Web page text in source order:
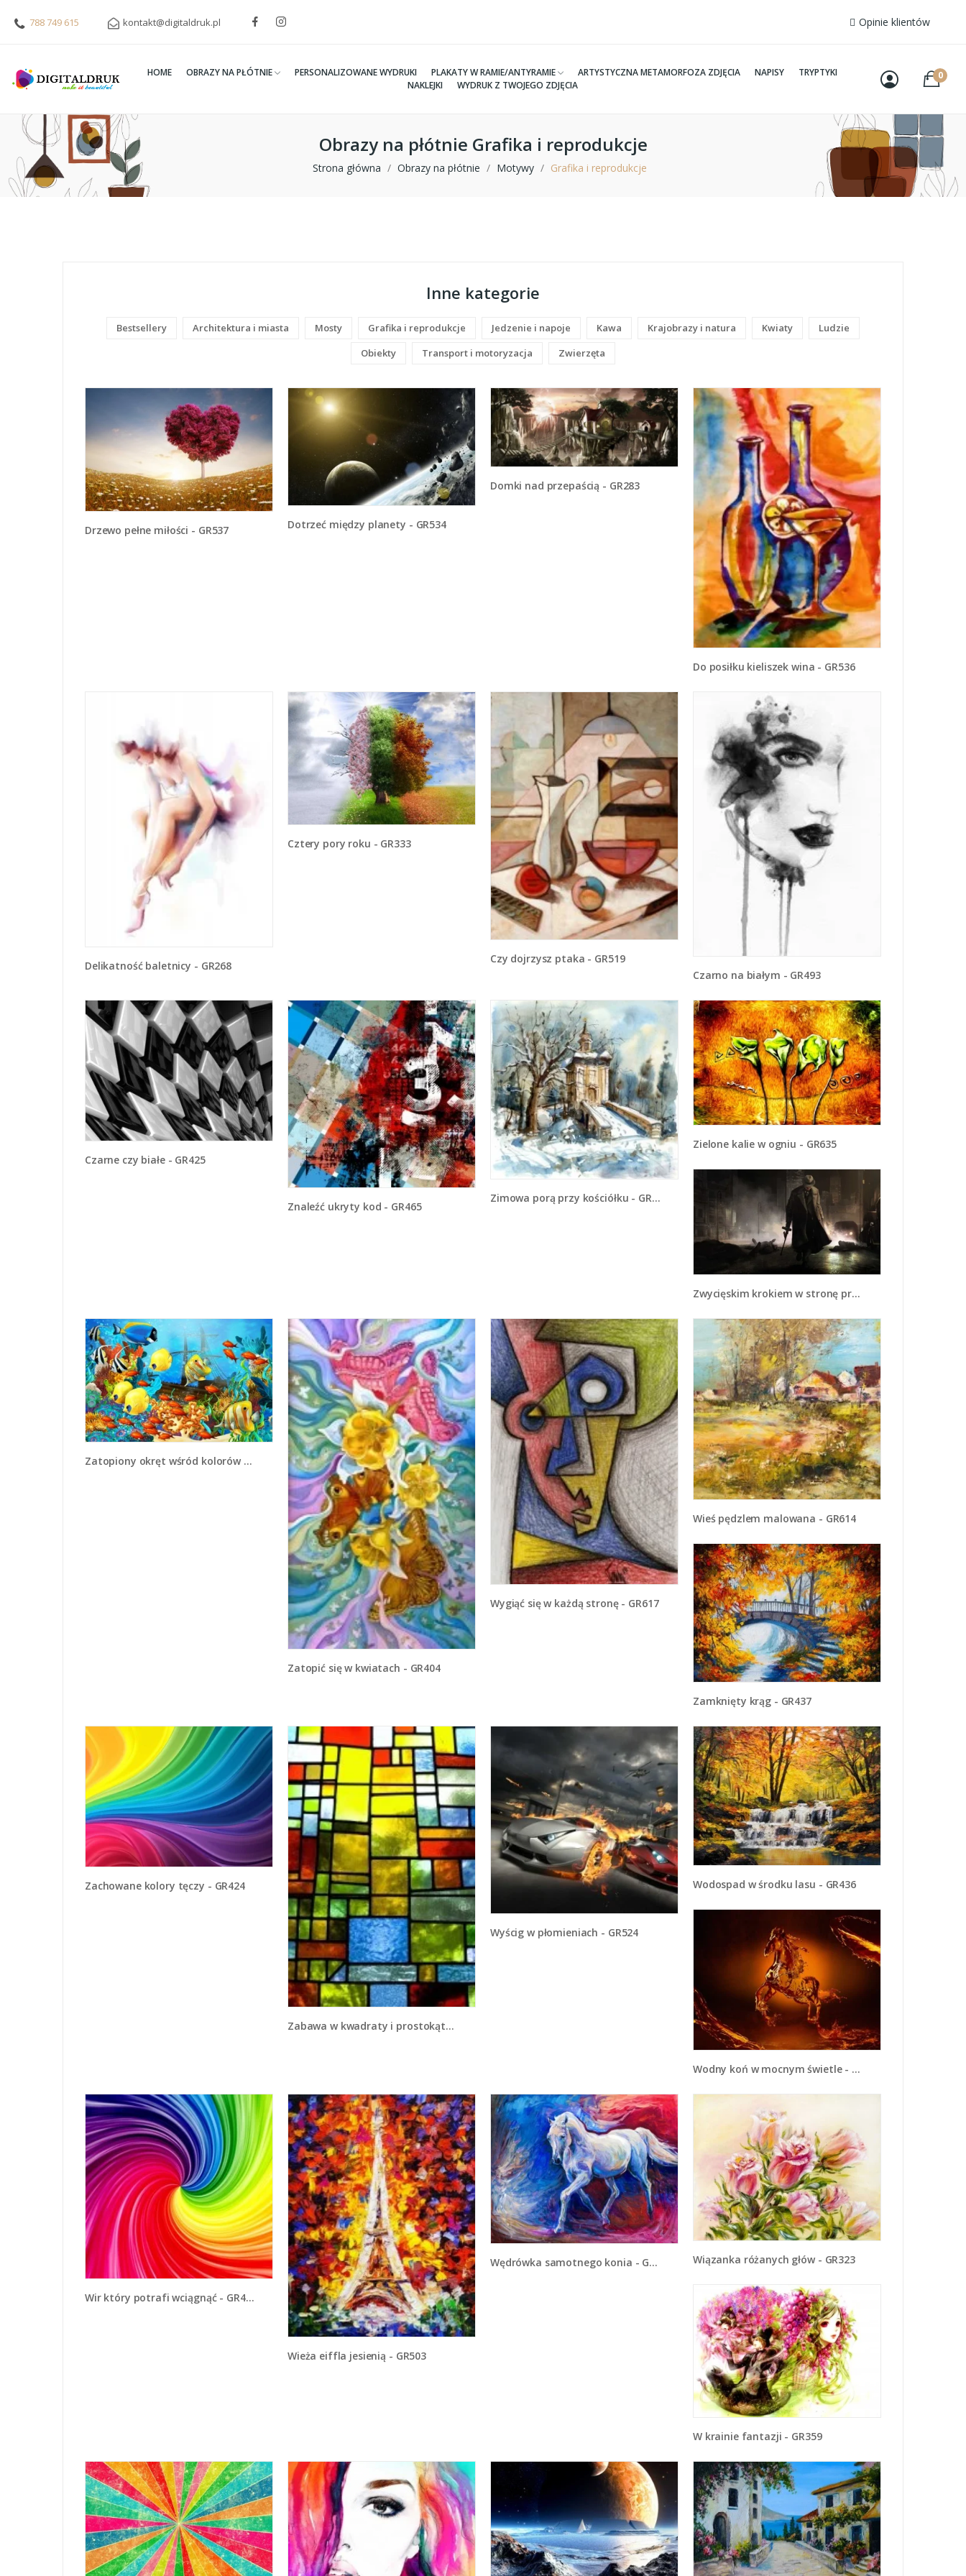
788 749 615 kontakt@digitaldruk.pl Opinie klientów
HOME OBRAZY NA PŁÓTNIE PERSONALIZOWANE WYDRUKI PLAKATY W RAMIE/ANTYRAMIE ARTYSTYCZNA METAMORFOZA ZDJĘCIA NAPISY
TRYPTYKI
NAKLEJKI
WYDRUK Z TWOJEGO ZDJĘCIA
0
Obrazy na płótnie Grafika i reprodukcje
Strona główna Obrazy na płótnie Motywy Grafika i reprodukcje
Inne kategorie
Bestsellery Architektura i miasta Mosty Grafika i reprodukcje Jedzenie i napoje Kawa Krajobrazy i natura Kwiaty
Ludzie
Obiekty
Transport i motoryzacja Zwierzęta
Drzewo pełne miłości - GR537 Dotrzeć między planety - GR534
Domki nad przepaścią - GR283
Do posiłku kieliszek wina - GR536
Delikatność baletnicy - GR268
Cztery pory roku - GR333
Czy dojrzysz ptaka - GR519
Czarno na białym - GR493
Czarne czy białe - GR425
Znaleźć ukryty kod - GR465
Zimowa porą przy kościółku - GR573
Zielone kalie w ogniu - GR635
Zwycięskim krokiem w stronę prawdy - GR146
Zatopiony okręt wśród kolorów - GR332
Zatopić się w kwiatach - GR404
Wygiąć się w każdą stronę - GR617
Wieś pędzlem malowana - GR614
Zamknięty krąg - GR437
Zachowane kolory tęczy - GR424
Zabawa w kwadraty i prostokąty - GR390
Wyścig w płomieniach - GR524
Wodospad w środku lasu - GR436
Wodny koń w mocnym świetle - GR228
Wir który potrafi wciągnąć - GR416
Wieża eiffla jesienią - GR503
Wędrówka samotnego konia - GR508 Wiązanka różanych głów - GR323
W krainie fantazji - GR359